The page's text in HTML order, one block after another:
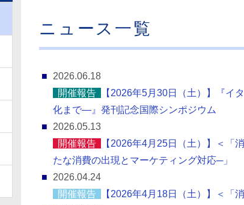
ニュース一覧
2026.06.18
開催報告
【2026年5月30日（土）】『
化まで―』発刊記念国際シンポジウム
2026.05.13
開催報告
【2026年4月25日（土）】＜「
たな消費の出現とマーケティング対応─」
2026.04.24
開催報告
【2026年4月18日（土）】＜「